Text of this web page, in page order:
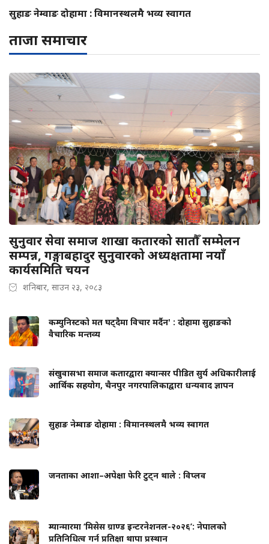
सुहाङ नेम्वाङ दोहामा : विमानस्थलमै भव्य स्वागत
ताजा समाचार
सुनुवार सेवा समाज शाखा कतारको सातौँ सम्मेलन
सम्पन्न, गङ्गाबहादुर सुनुवारको अध्यक्षतामा नयाँ
कार्यसमिति चयन
शनिबार, साउन २३, २०८३
कम्युनिस्टको मत घट्दैमा विचार मर्दैन' : दोहामा सुहाङको
वैचारिक मन्तव्य
संखुवासभा समाज कतारद्वारा क्यान्सर पीडित सुर्य अधिकारीलाई
आर्थिक सहयोग, चैनपुर नगरपालिकाद्वारा धन्यवाद ज्ञापन
सुहाङ नेम्वाङ दोहामा : विमानस्थलमै भव्य स्वागत
जनताका आशा–अपेक्षा फेरि टुट्न थाले : विप्लव
म्यान्मारमा ‘मिसेस ग्राण्ड इन्टरनेशनल-२०२६’: नेपालको
प्रतिनिधित्व गर्न प्रतिक्षा थापा प्रस्थान